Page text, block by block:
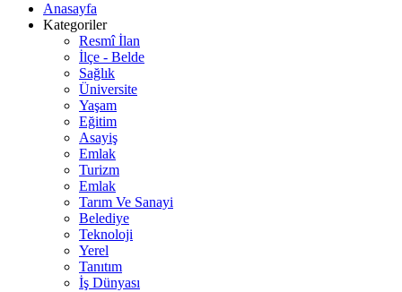
Anasayfa
Kategoriler
Resmî İlan
İlçe - Belde
Sağlık
Üniversite
Yaşam
Eğitim
Asayiş
Emlak
Turizm
Emlak
Tarım Ve Sanayi
Belediye
Teknoloji
Yerel
Tanıtım
İş Dünyası